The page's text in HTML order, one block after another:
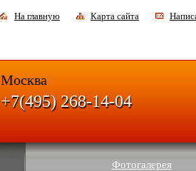
На главную Карта сайта
Фотогалерея
Москва
+7(495) 268-14-04